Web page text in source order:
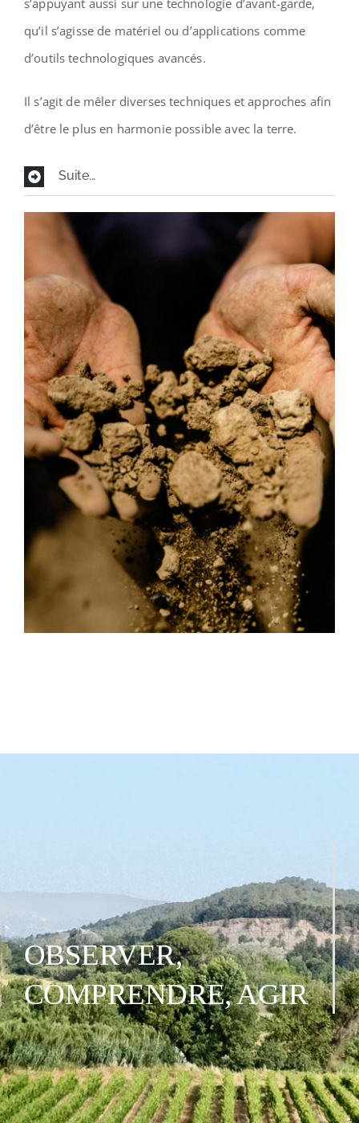
s’appuyant aussi sur une technologie d’avant-garde,
qu’il s’agisse de matériel ou d’applications comme
d’outils technologiques avancés.
Il s’agit de mêler diverses techniques et approches afin
d’être le plus en harmonie possible avec la terre.
Suite...
OBSERVER,
COMPRENDRE, AGIR